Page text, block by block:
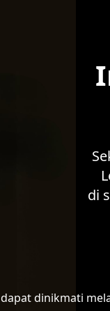
di
dapat dinikmati